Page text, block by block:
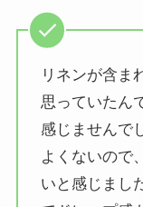
リネンが含ま
思っていたん
感じませんで
よくないので
いと感じまし